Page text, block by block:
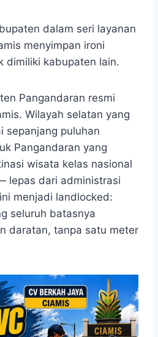
dalam seri layanan
menyimpan ironi
dimiliki kabupaten lain.
Pangandaran resmi
Wilayah selatan yang
sepanjang puluhan
Pangandaran yang
wisata kelas nasional
lepas dari administrasi
menjadi landlocked:
seluruh batasnya
daratan, tanpa satu meter